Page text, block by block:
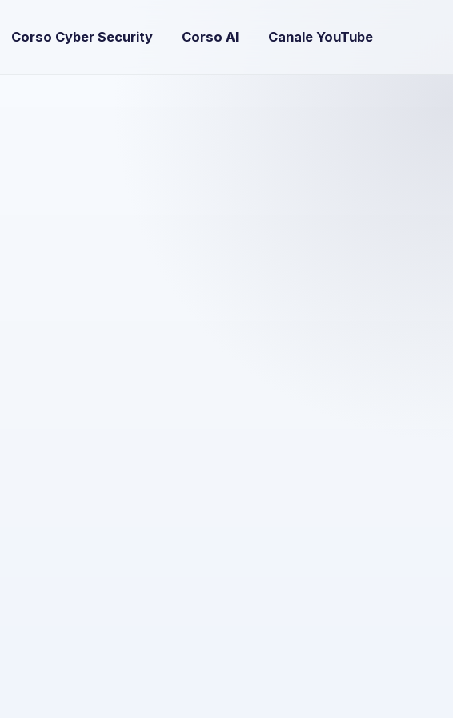
Corso Cyber Security Corso AI Canale YouTube